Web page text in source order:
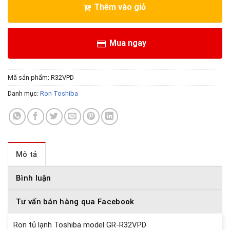
Thêm vào giỏ
Mua ngay
Mã sản phẩm: R32VPD
Danh mục: Ron Toshiba
Mô tả
Bình luận
Tư vấn bán hàng qua Facebook
Ron tủ lạnh Toshiba model GR-R32VPD